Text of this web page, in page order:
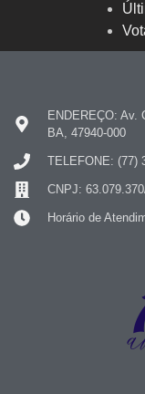
ENDEREÇO: Av.
BA, 47940-000
TELEFONE: (77)
CNPJ:
Horário de